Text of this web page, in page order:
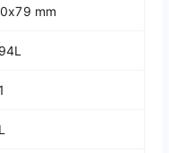
mm